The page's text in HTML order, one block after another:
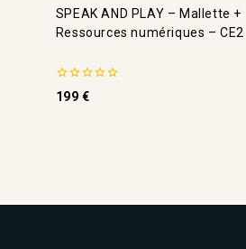
SPEAK AND PLAY – Mallette +
Ressources numériques – CE2
0
de
199€